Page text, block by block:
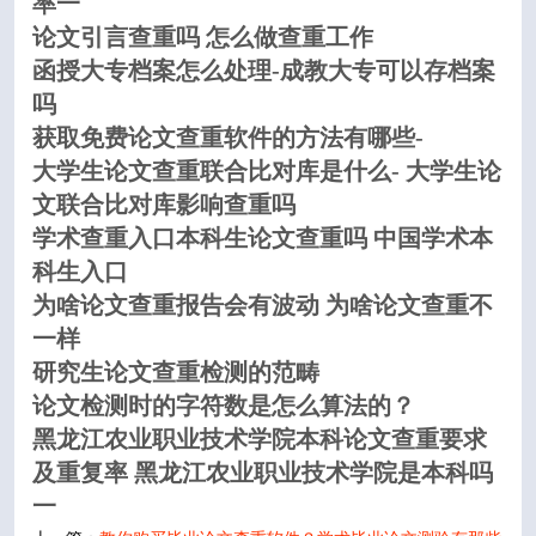
论文引言查重吗 怎么做查重工作
函授大专档案怎么处理-成教大专可以存档案
吗
获取免费论文查重软件的方法有哪些-
大学生论文查重联合比对库是什么- 大学生论
文联合比对库影响查重吗
学术查重入口本科生论文查重吗 中国学术本
科生入口
为啥论文查重报告会有波动 为啥论文查重不
一样
研究生论文查重检测的范畴
论文检测时的字符数是怎么算法的？
黑龙江农业职业技术学院本科论文查重要求
及重复率 黑龙江农业职业技术学院是本科吗
一